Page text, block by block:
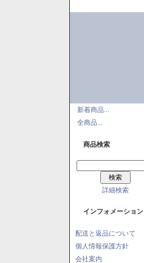
新着商品...
全商品...
商品検索
詳細検索
インフォメーション
配送と返品について
個人情報保護方針
会社案内